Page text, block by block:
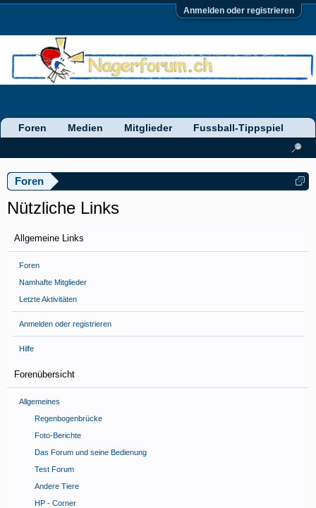
Anmelden oder registrieren
Foren
Nützliche Links
Allgemeine Links
Foren
Namhafte Mitglieder
Letzte Aktivitäten
Anmelden oder registrieren
Hilfe
Forenübersicht
Allgemeines
Regenbogenbrücke
Foto-Berichte
Das Forum und seine Bedienung
Test Forum
Andere Tiere
HP - Corner
Foren Medien Mitglieder Fussball-Tippspiel